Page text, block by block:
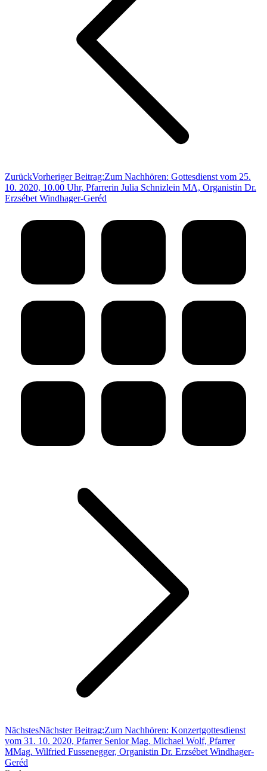
ZurückVorheriger Beitrag:Zum Nachhören: Gottesdienst vom 25.
10. 2020, 10.00 Uhr, Pfarrerin Julia Schnizlein MA, Organistin Dr.
Erzsébet Windhager-Geréd
NächstesNächster Beitrag:Zum Nachhören: Konzertgottesdienst
vom 31. 10. 2020, Pfarrer Senior Mag. Michael Wolf, Pfarrer
MMag. Wilfried Fussenegger, Organistin Dr. Erzsébet Windhager-
Geréd